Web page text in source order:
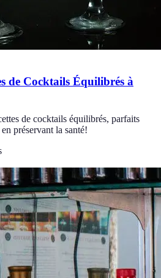
de Cocktails Équilibrés à
de cocktails équilibrés, parfaits
préservant la santé!